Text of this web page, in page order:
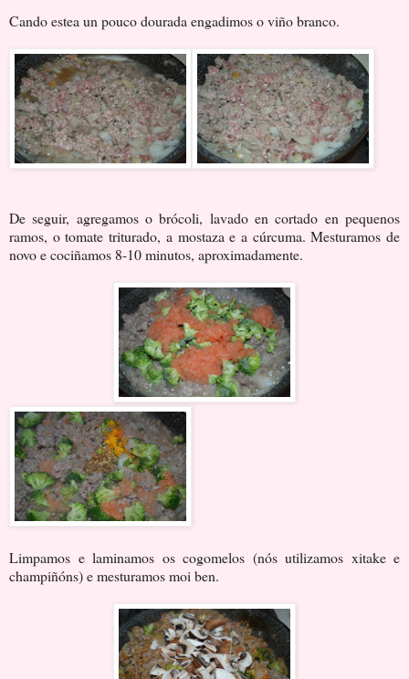
Cando estea un pouco dourada engadimos o viño branco.
De seguir, agregamos o brócoli, lavado en cortado en pequenos
ramos, o tomate triturado, a mostaza e a cúrcuma. Mesturamos de
novo e cociñamos 8-10 minutos, aproximadamente.
Limpamos e laminamos os cogomelos (nós utilizamos xitake e
champiñóns) e mesturamos moi ben.